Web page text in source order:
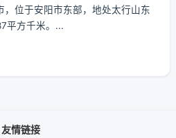
，位于安阳市东部，地处太行山东
平方千米。...
友情链接